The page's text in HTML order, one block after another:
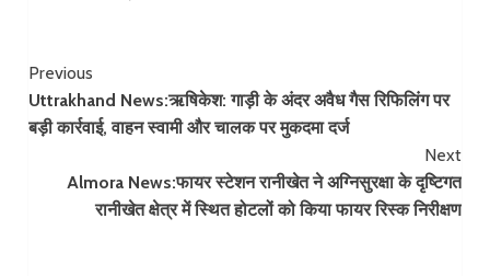
Continue
Reading
Previous
Uttrakhand News:ऋषिकेश: गाड़ी के अंदर अवैध गैस रिफिलिंग पर
बड़ी कार्रवाई, वाहन स्वामी और चालक पर मुकदमा दर्ज
Next
Almora News:फायर स्टेशन रानीखेत ने अग्निसुरक्षा के दृष्टिगत
रानीखेत क्षेत्र में स्थित होटलों को किया फायर रिस्क निरीक्षण